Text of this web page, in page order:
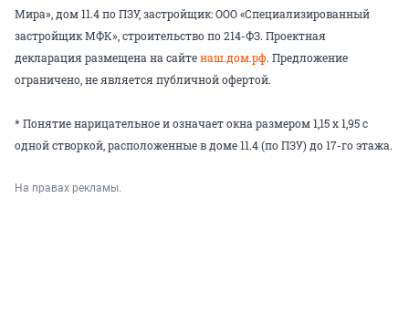
Мира», дом 11.4 по ПЗУ, застройщик: ООО «Специализированный
застройщик МФК», строительство по 214-ФЗ. Проектная
декларация размещена на сайтенаш.дом.рф. Предложение
ограничено, не является публичной офертой.
* Понятие нарицательное и означает окна размером 1,15 х 1,95 с
одной створкой, расположенные в доме 11.4 (по ПЗУ) до 17-го этажа.
На правах рекламы.